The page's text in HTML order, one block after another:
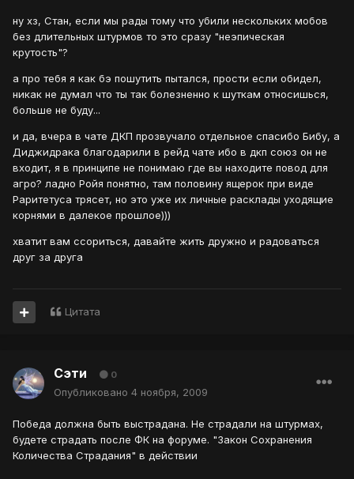
ну хз, Стан, если мы рады тому что убили нескольких мобов
без длительных штурмов то это сразу "неэпическая
крутость"?
а про тебя я как бэ пошутить пытался, прости если обидел,
никак не думал что ты так болезненно к шуткам относишься,
больше не буду...
и да, вчера в чате ДКП прозвучало отдельное спасибо Бибу, а
Диджидрака благодарили в рейд чате ибо в дкп союз он не
входит, я в принципе не понимаю где вы находите повод для
агро? ладно Ройя понятно, там половину ящерок при виде
Раритетуса трясет, но это уже их личные расклады уходящие
корнями в далекое прошлое)))
хватит вам ссориться, давайте жить дружно и радоваться
друг за друга
Цитата
Сэти 0
Опубликовано 4 ноября, 2009
Победа должна быть выстрадана. Не страдали на штурмах,
будете страдать после ФК на форуме. "Закон Сохранения
Количества Страдания" в действии